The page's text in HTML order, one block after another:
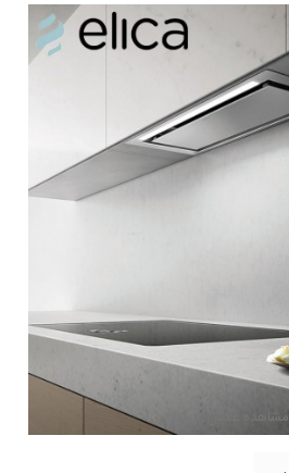
مشاهده عکس بزرگتر